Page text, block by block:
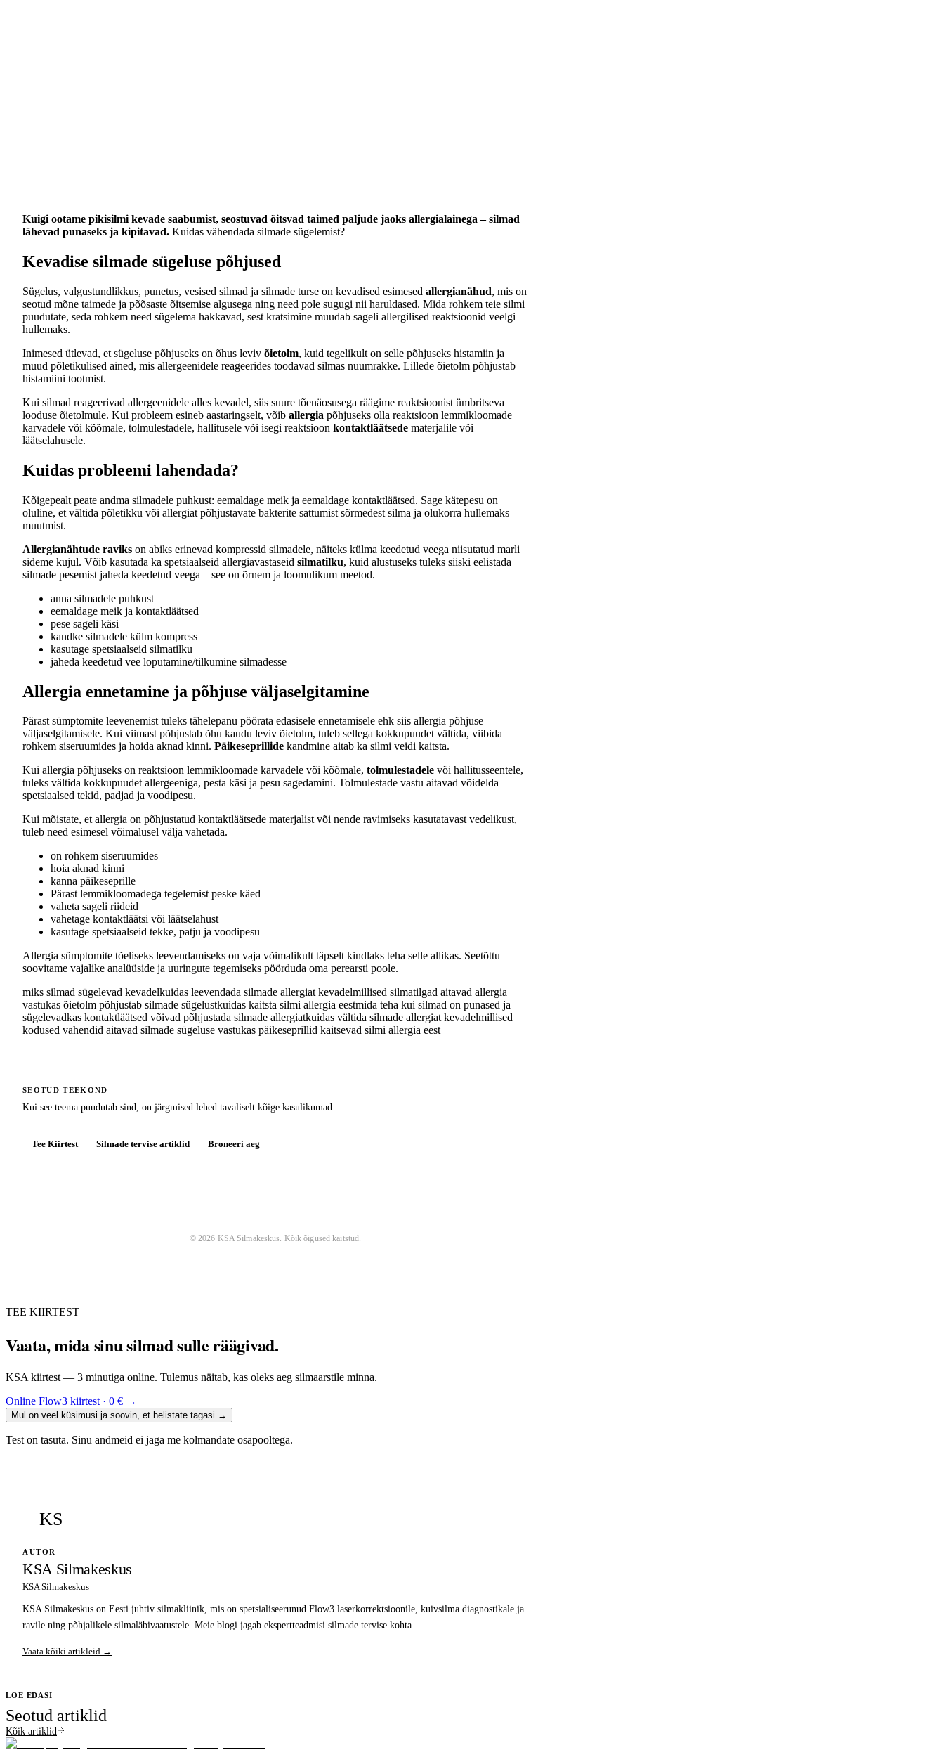
Kuigi ootame pikisilmi kevade saabumist, seostuvad õitsvad taimed paljude jaoks allergialainega – silmad
lähevad punaseks ja kipitavad. Kuidas vähendada silmade sügelemist?
Kevadise silmade sügeluse põhjused
Sügelus, valgustundlikkus, punetus, vesised silmad ja silmade turse on kevadised esimesed allergianähud, mis on
seotud mõne taimede ja põõsaste õitsemise algusega ning need pole sugugi nii haruldased. Mida rohkem teie silmi
puudutate, seda rohkem need sügelema hakkavad, sest kratsimine muudab sageli allergilised reaktsioonid veelgi
hullemaks.
Inimesed ütlevad, et sügeluse põhjuseks on õhus leviv õietolm, kuid tegelikult on selle põhjuseks histamiin ja
muud põletikulised ained, mis allergeenidele reageerides toodavad silmas nuumrakke. Lillede õietolm põhjustab
histamiini tootmist.
Kui silmad reageerivad allergeenidele alles kevadel, siis suure tõenäosusega räägime reaktsioonist ümbritseva
looduse õietolmule. Kui probleem esineb aastaringselt, võib allergia põhjuseks olla reaktsioon lemmikloomade
karvadele või kõõmale, tolmulestadele, hallitusele või isegi reaktsioon kontaktläätsede materjalile või
läätselahusele.
Kuidas probleemi lahendada?
Kõigepealt peate andma silmadele puhkust: eemaldage meik ja eemaldage kontaktläätsed. Sage kätepesu on
oluline, et vältida põletikku või allergiat põhjustavate bakterite sattumist sõrmedest silma ja olukorra hullemaks
muutmist.
Allergianähtude raviks on abiks erinevad kompressid silmadele, näiteks külma keedetud veega niisutatud marli
sideme kujul. Võib kasutada ka spetsiaalseid allergiavastaseid silmatilku, kuid alustuseks tuleks siiski eelistada
silmade pesemist jaheda keedetud veega – see on õrnem ja loomulikum meetod.
anna silmadele puhkust
eemaldage meik ja kontaktläätsed
pese sageli käsi
kandke silmadele külm kompress
kasutage spetsiaalseid silmatilku
jaheda keedetud vee loputamine/tilkumine silmadesse
Allergia ennetamine ja põhjuse väljaselgitamine
Pärast sümptomite leevenemist tuleks tähelepanu pöörata edasisele ennetamisele ehk siis allergia põhjuse
väljaselgitamisele. Kui viimast põhjustab õhu kaudu leviv õietolm, tuleb sellega kokkupuudet vältida, viibida
rohkem siseruumides ja hoida aknad kinni. Päikeseprillide kandmine aitab ka silmi veidi kaitsta.
Kui allergia põhjuseks on reaktsioon lemmikloomade karvadele või kõõmale, tolmulestadele või hallitusseentele,
tuleks vältida kokkupuudet allergeeniga, pesta käsi ja pesu sagedamini. Tolmulestade vastu aitavad võidelda
spetsiaalsed tekid, padjad ja voodipesu.
Kui mõistate, et allergia on põhjustatud kontaktläätsede materjalist või nende ravimiseks kasutatavast vedelikust,
tuleb need esimesel võimalusel välja vahetada.
on rohkem siseruumides
hoia aknad kinni
kanna päikeseprille
Pärast lemmikloomadega tegelemist peske käed
vaheta sageli riideid
vahetage kontaktläätsi või läätselahust
kasutage spetsiaalseid tekke, patju ja voodipesu
Allergia sümptomite tõeliseks leevendamiseks on vaja võimalikult täpselt kindlaks teha selle allikas. Seetõttu
soovitame vajalike analüüside ja uuringute tegemiseks pöörduda oma perearsti poole.
miks silmad sügelevad kevadelkuidas leevendada silmade allergiat kevadelmillised silmatilgad aitavad allergia
vastukas õietolm põhjustab silmade sügelustkuidas kaitsta silmi allergia eestmida teha kui silmad on punased ja
sügelevadkas kontaktläätsed võivad põhjustada silmade allergiatkuidas vältida silmade allergiat kevadelmillised
kodused vahendid aitavad silmade sügeluse vastukas päikeseprillid kaitsevad silmi allergia eest
SEOTUD TEEKOND
Kui see teema puudutab sind, on järgmised lehed tavaliselt kõige kasulikumad.
Tee Kiirtest Silmade tervise artiklid Broneeri aeg
© 2026 KSA Silmakeskus. Kõik õigused kaitstud.
TEE KIIRTEST
Vaata, mida sinu silmad sulle räägivad.
KSA kiirtest — 3 minutiga online. Tulemus näitab, kas oleks aeg silmaarstile minna.
Online Flow3 kiirtest · 0 € →
Mul on veel küsimusi ja soovin, et helistate tagasi →
Test on tasuta. Sinu andmeid ei jaga me kolmandate osapooltega.
KS
AUTOR
KSA Silmakeskus
KSA Silmakeskus
KSA Silmakeskus on Eesti juhtiv silmakliinik, mis on spetsialiseerunud Flow3 laserkorrektsioonile, kuivsilma diagnostikale ja
ravile ning põhjalikele silmaläbivaatustele. Meie blogi jagab ekspertteadmisi silmade tervise kohta.
Vaata kõiki artikleid →
LOE EDASI
Seotud artiklid
Kõik artiklid